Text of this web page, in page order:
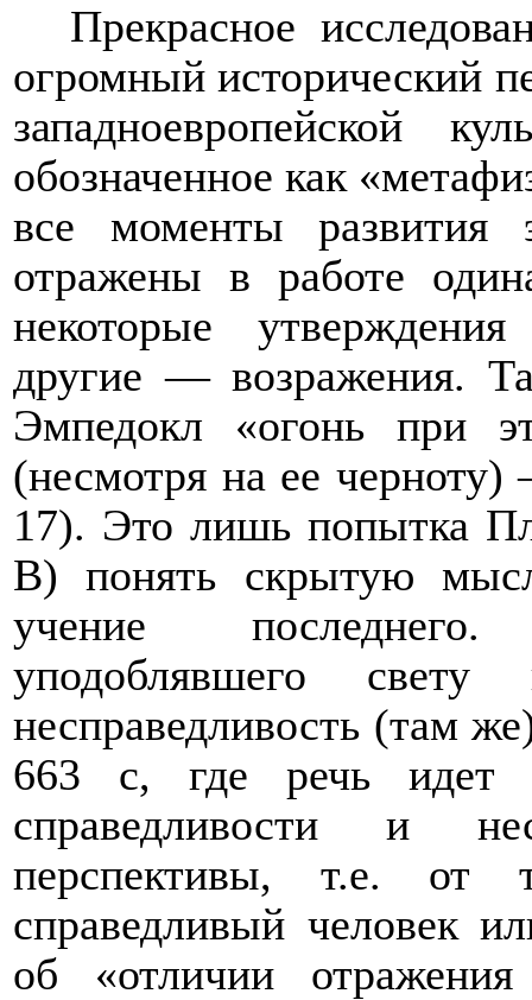
Прекрасное
огромный исторический
западноевропейской
обозначенное как
все моменты развития
отражены в работе
некоторые
другие — возражения.
Эмпедокл «огонь при
(несмотря на ее
17). Это лишь попытка
B) понять скрытую
учение
уподоблявшего
несправедливость (там
663 с, где речь идет
справедливости и
перспективы, т.е.
справедливый человек
об «отличии